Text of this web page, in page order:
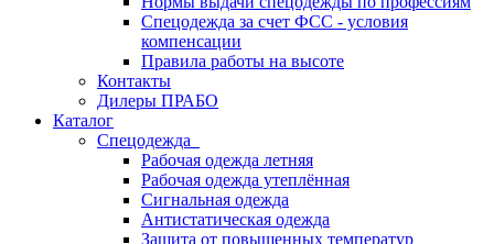
Спецодежда за счет ФСС - условия
компенсации
Правила работы на высоте
Контакты
Дилеры ПРАБО
Каталог
Спецодежда
Рабочая одежда летняя
Рабочая одежда утеплённая
Сигнальная одежда
Антистатическая одежда
Защита от повышенных температур